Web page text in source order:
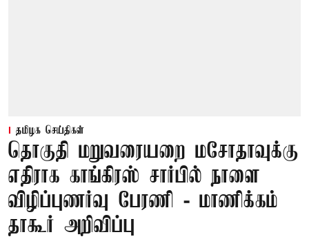
தமிழக செய்திகள்
தொகுதி மறுவரையறை மசோதாவுக்கு
எதிராக காங்கிரஸ் சார்பில் நாளை
விழிப்புணர்வு பேரணி - மாணிக்கம்
தாகூர் அறிவிப்பு